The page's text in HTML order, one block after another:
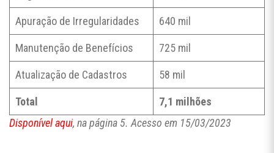
Apuração de Irregularidades 640 mil
Manutenção de Benefícios 725 mil
Atualização de Cadastros 58 mil
Total
7,1 milhões
Disponível aqui, na página 5. Acesso em 15/03/2023